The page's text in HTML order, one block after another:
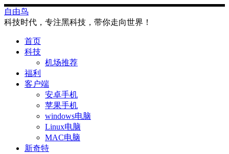
Skip
to
content
自由鸟
科技时代，专注黑科技，带你走向世界！
首页
科技
机场推荐
福利
客户端
安卓手机
苹果手机
windows电脑
Linux电脑
MAC电脑
新奇特